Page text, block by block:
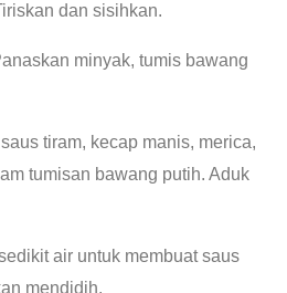
dan sisihkan.
minyak, tumis bawang
tiram, kecap manis, merica,
tumisan bawang putih. Aduk
air untuk membuat saus
mendidih.